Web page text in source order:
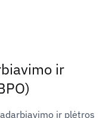
ir
ir plėtros